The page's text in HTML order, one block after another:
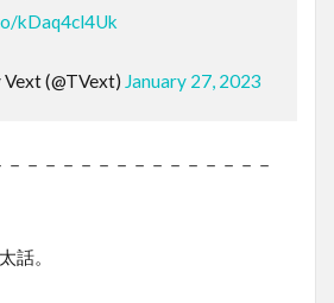
kDaq4cl4Uk
(@TVext) January 27, 2023
－－－－－－－－－－－－－－－
話。